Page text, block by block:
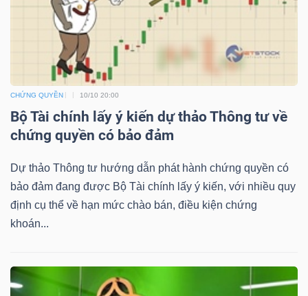
CHỨNG QUYỀN 10/10 20:00
Bộ Tài chính lấy ý kiến dự thảo Thông tư về
chứng quyền có bảo đảm
Dự thảo Thông tư hướng dẫn phát hành chứng quyền có
bảo đảm đang được Bộ Tài chính lấy ý kiến, với nhiều quy
định cụ thể về hạn mức chào bán, điều kiện chứng
khoán...
CÔNG
NGHIỆP
TIÊU